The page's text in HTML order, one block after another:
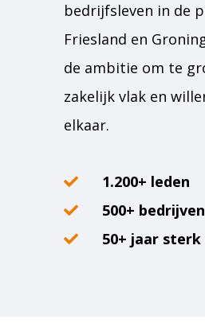
bedrijfsleven in de
Friesland en
de ambitie om te
zakelijk vlak en
elkaar.
1.200+ leden
500+ bedrijven
50+ jaar